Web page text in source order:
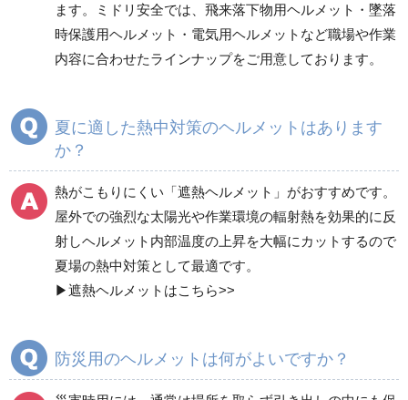
健康管理器具 季節商品 ウイルス対策用品
商品カテゴリ一覧
シールド面付クリアバ
イザー付
軽作業帽
ます。ミドリ安全では、飛来落下物用ヘルメット・墜落
時保護用ヘルメット・電気用ヘルメットなど職場や作業
内容に合わせたラインナップをご用意しております。
夏に適した熱中対策のヘルメットはあります
か？
熱がこもりにくい「遮熱ヘルメット 」がおすすめです。
屋外での強烈な太陽光や作業環境の輻射熱を効果的に反
射しヘルメット内部温度の上昇を大幅にカットするので
夏場の熱中対策として最適です。
▶遮熱ヘルメットはこちら>>
防災用のヘルメットは何がよいですか？